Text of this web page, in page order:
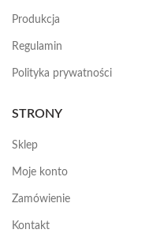
Produkcja
Regulamin
Polityka prywatności
STRONY
Sklep
Moje konto
Zamówienie
Kontakt